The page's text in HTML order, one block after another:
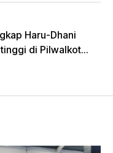
Haru-Dhani
di Pilwalkot